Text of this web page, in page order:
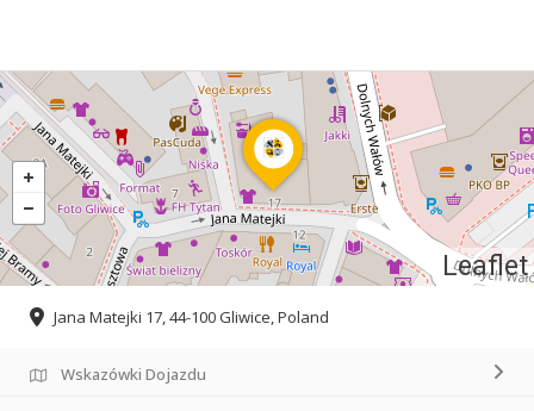
Leaflet
Jana Matejki 17, 44-100 Gliwice, Poland
Wskazówki Dojazdu